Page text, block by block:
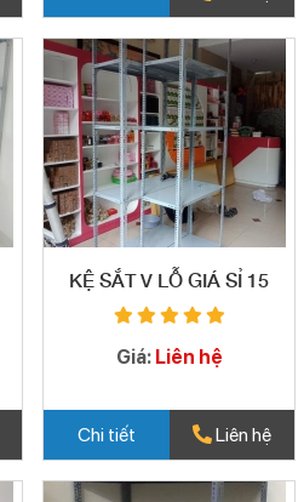
KỆ SẮT V LỖ GIÁ SỈ 15
Giá: Liên hệ
Chi tiết Liên hệ